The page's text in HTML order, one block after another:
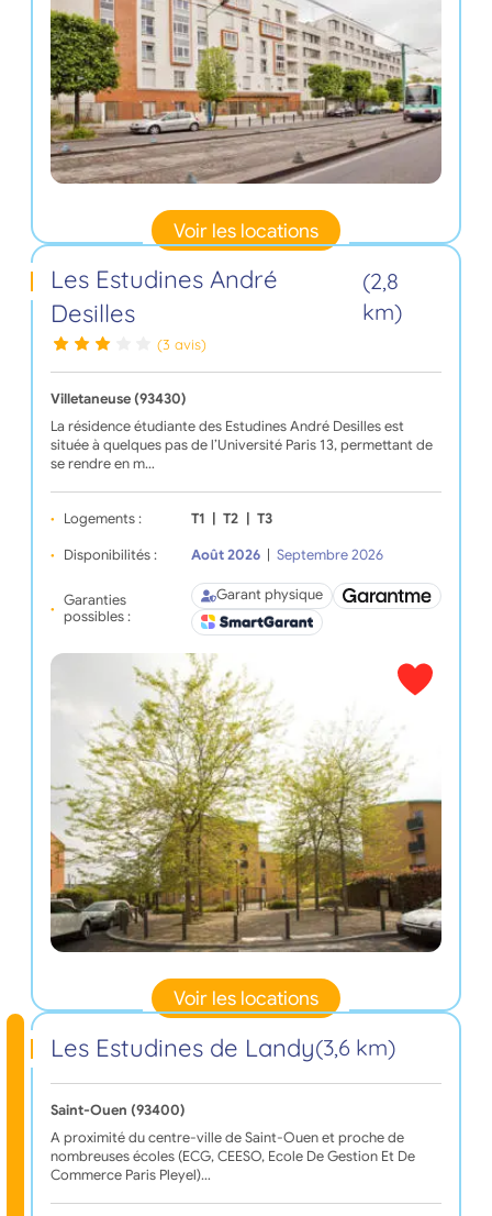
Voir les locations
Les Estudines André
Desilles
(2,8
km)
(3 avis)
Villetaneuse (93430)
La résidence étudiante des Estudines André Desilles est
située à quelques pas de l’Université Paris 13, permettant de
se rendre en m…
Logements : T1 T2 T3
Disponibilités : Août 2026 Septembre 2026
Garanties
possibles :
Garant physique
Voir les locations
Les Estudines de Landy(3,6 km)
Saint-Ouen (93400)
A proximité du centre-ville de Saint-Ouen et proche de
nombreuses écoles (ECG, CEESO, Ecole De Gestion Et De
Commerce Paris Pleyel)…